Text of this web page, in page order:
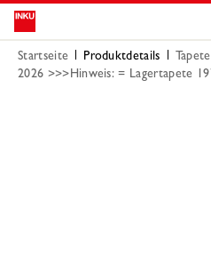
Startseite Produktdetails
2026 >>>Hinweis: = Lagertapete